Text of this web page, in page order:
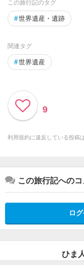
この旅行記のタグ
#世界遺産・遺跡
関連タグ
#世界遺産
9
利用規約に違反している投稿
この旅行記へのコ
ロ
ひま